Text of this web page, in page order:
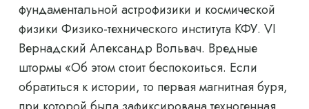
фундаментальной астрофизики и космической
физики Физико-технического института КФУ. VI
Вернадский Александр Вольвач. Вредные
штормы «Об этом стоит беспокоиться. Если
обратиться к истории, то первая магнитная буря,